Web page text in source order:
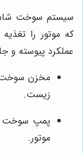
سیستم سوخت
که موتور را
عملکرد پیوسته و
مخزن سوخت
زیست.
پمپ سوخت
موتور.